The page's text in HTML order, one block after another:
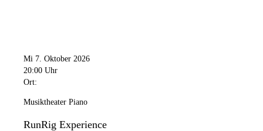
Mi 7. Oktober 2026
20:00 Uhr
Ort:
Musiktheater Piano
RunRig Experience